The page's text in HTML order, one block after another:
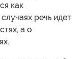
как
речь идет
а о